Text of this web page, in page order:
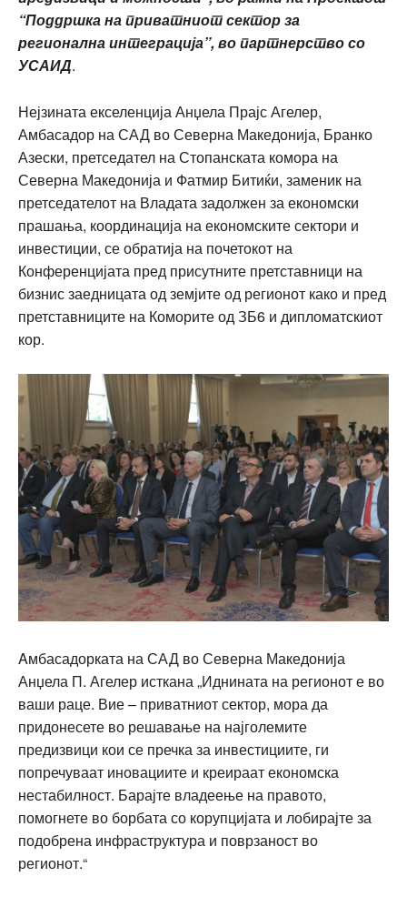
“Поддршка на приватниот сектор за
регионална интеграција”, во партнерство со
УСАИД.
Нејзината екселенција Анџела Прајс Агелер,
Амбасадор на САД во Северна Македонија, Бранко
Азески, претседател на Стопанската комора на
Северна Македонија и Фатмир Битиќи, заменик на
претседателот на Владата задолжен за економски
прашања, координација на економските сектори и
инвестиции, се обратија на почетокот на
Конференцијата пред присутните претставници на
бизнис заедницата од земјите од регионот како и пред
претставниците на Коморите од ЗБ6 и дипломатскиот
кор.
Aмбасадорката на САД во Северна Македонија
Анџела П. Агелер исткана „Иднината на регионот е во
ваши раце. Вие – приватниот сектор, мора да
придонесете во решавање на најголемите
предизвици кои се пречка за инвестициите, ги
попречуваат иновациите и креираат економска
нестабилност. Барајте владеење на правото,
помогнете во борбата со корупцијата и лобирајте за
подобрена инфраструктура и поврзаност во
регионот.“